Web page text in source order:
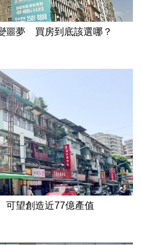
噩夢 買房到底該選哪？
望創造近77億產值